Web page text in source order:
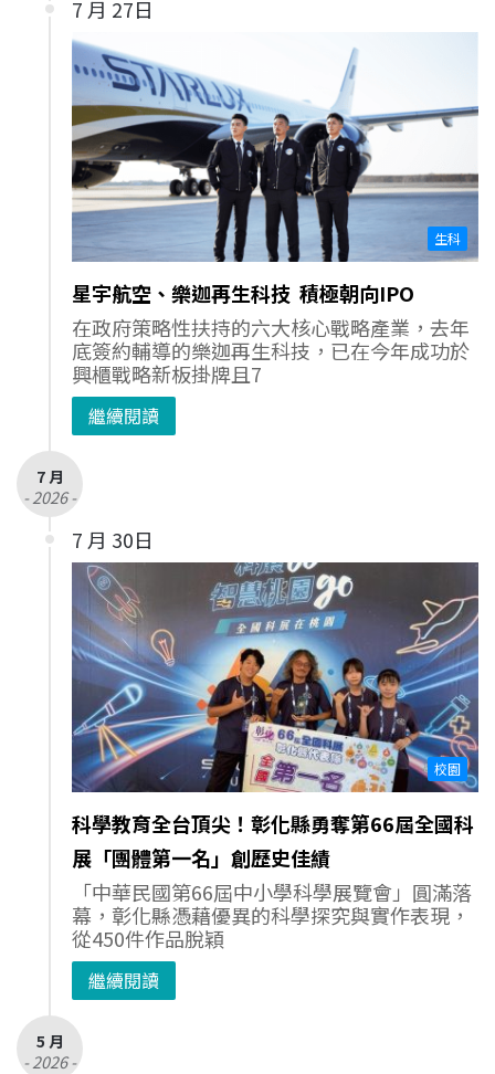
7 月 27日
生科
星宇航空、樂迦再生科技 積極朝向IPO
在政府策略性扶持的六大核心戰略產業，去年
底簽約輔導的樂迦再生科技，已在今年成功於
興櫃戰略新板掛牌且7
繼續閱讀
7 月
- 2026 -
7 月 30日
校園
科學教育全台頂尖！彰化縣勇奪第66屆全國科
展「團體第一名」創歷史佳績
「中華民國第66屆中小學科學展覽會」圓滿落
幕，彰化縣憑藉優異的科學探究與實作表現，
從450件作品脫穎
繼續閱讀
5 月
- 2026 -